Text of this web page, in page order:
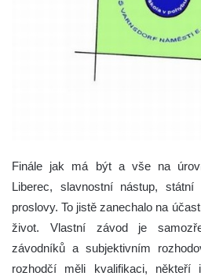
Finále jak má být a vše na
Liberec, slavnostní nástup,
proslovy.To jistě zanechalo na
život. Vlastní závod je
závodníků a subjektivním
rozhodčí měli kvalifikaci, někteří